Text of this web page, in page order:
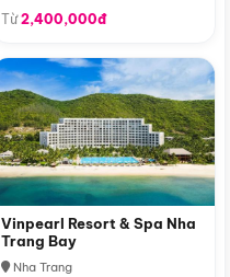
Từ2,400,000đ
Vinpearl Resort & Spa Nha
Trang Bay
Nha Trang